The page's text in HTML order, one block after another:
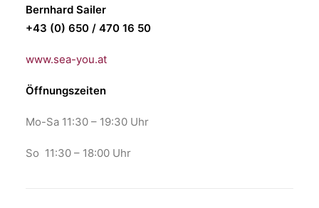
Bernhard Sailer
+43 (0) 650 / 470 16 50
www.sea-you.at
Öffnungszeiten
Mo-Sa 11:30 – 19:30 Uhr
So 11:30 – 18:00 Uhr